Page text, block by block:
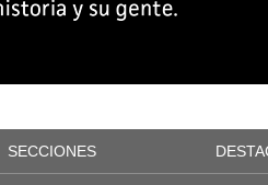
SECCIONES